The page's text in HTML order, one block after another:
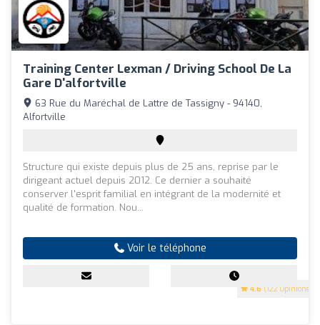
Training Center Lexman / Driving School De La
Gare D'alfortville
4.6 (122 Opinions)
63 Rue du Maréchal de Lattre de Tassigny - 94140,
Alfortville
Structure qui existe depuis plus de 25 ans, reprise par le
dirigeant actuel depuis 2012. Ce dernier a souhaité
conserver l'esprit familial en intégrant de la modernité et
qualité de formation. Nou...
Voir le téléphone